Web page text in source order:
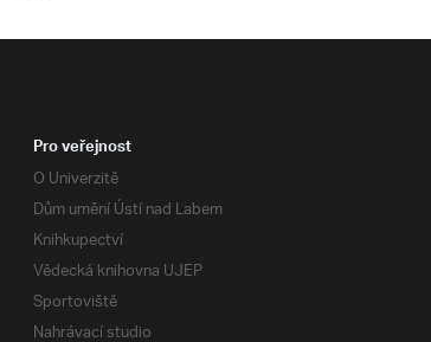
Pro veřejnost
O Univerzitě
Dům umění Ústí nad Labem
Knihkupectví
Vědecká knihovna UJEP
Sportoviště
Nahrávací studio